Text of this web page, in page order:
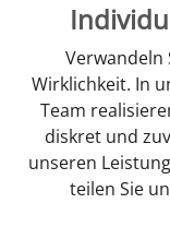
Verwandeln
Wirklichkeit. In
Team
diskret und
unseren
teilen Sie